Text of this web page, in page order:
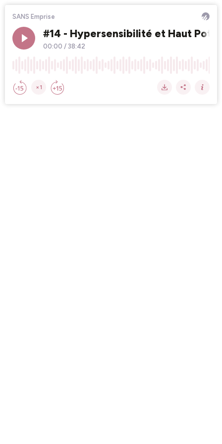
SANS Emprise
#14 - Hypersensibilité et Haut
00:00 / 38:42
×1